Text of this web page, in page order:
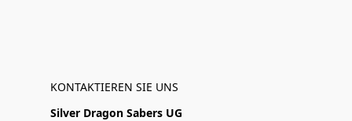
KONTAKTIEREN SIE UNS
Silver Dragon Sabers UG